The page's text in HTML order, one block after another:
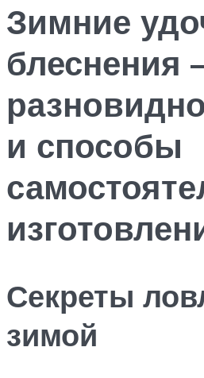
Зимние
блеснения
и способы
Секреты
зимой